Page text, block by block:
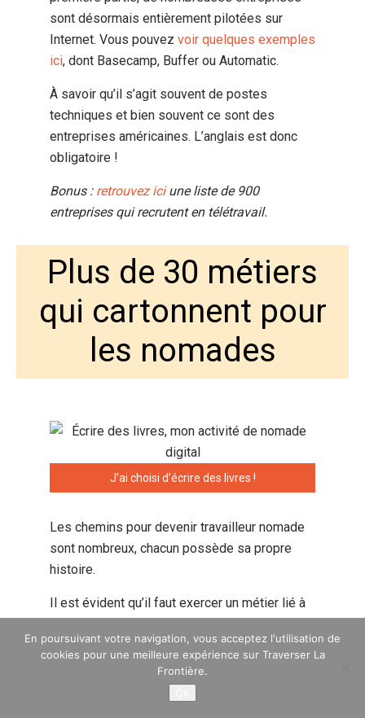
sont désormais entièrement pilotées sur
Internet. Vous pouvez voir quelques exemples
ici, dont Basecamp, Buffer ou Automatic.
À savoir qu’il s’agit souvent de postes
techniques et bien souvent ce sont des
entreprises américaines. L’anglais est donc
obligatoire !
Bonus : retrouvez iciune liste de 900
entreprises qui recrutent en télétravail.
Plus de 30 métiers
qui cartonnent pour
les nomades
J’ai choisi d’écrire des livres !
Les chemins pour devenir travailleur nomade
sont nombreux, chacun possède sa propre
histoire.
Il est évident qu’il faut exercer un métier lié à
activités que l’on peut faire grâce à un
ordinateur et une connexion Internet.
L’important est d’être capable de générer un
En poursuivant votre navigation, vous acceptez l'utilisation de
cookies pour une meilleure expérience sur Traverser La
Frontière.